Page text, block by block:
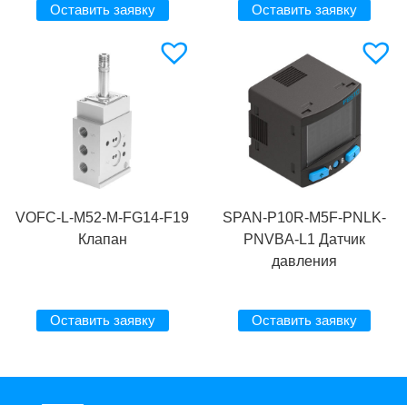
Оставить заявку Оставить заявку
VOFC-L-M52-M-FG14-F19
Клапан
Оставить заявку
SPAN-P10R-M5F-PNLK-
PNVBA-L1 Датчик
давления
Оставить заявку